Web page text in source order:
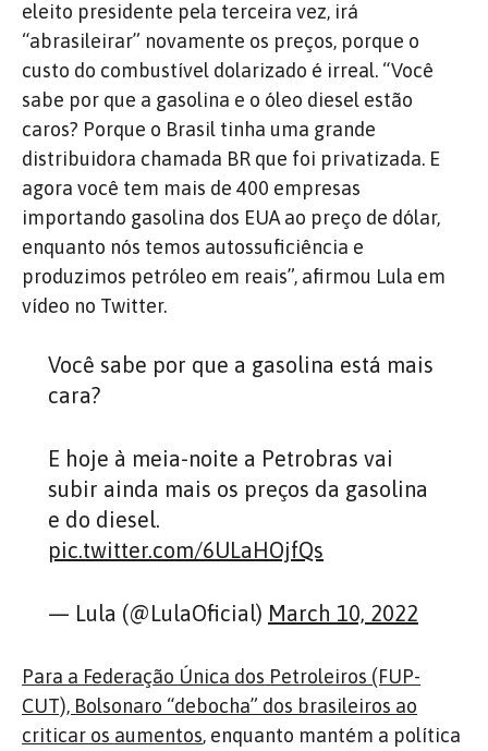
eleito presidente pela terceira vez, irá
“abrasileirar” novamente os preços, porque o
custo do combustível dolarizado é irreal. “Você
sabe por que a gasolina e o óleo diesel estão
caros? Porque o Brasil tinha uma grande
distribuidora chamada BR que foi privatizada. E
agora você tem mais de 400 empresas
importando gasolina dos EUA ao preço de dólar,
enquanto nós temos autossuficiência e
produzimos petróleo em reais”, afirmou Lula em
vídeo no Twitter.
Você sabe por que a gasolina está mais
cara?
E hoje à meia-noite a Petrobras vai
subir ainda mais os preços da gasolina
e do diesel.
pic.twitter.com/6ULaHOjfQs
— Lula (@LulaOficial) March 10, 2022
Para a Federação Única dos Petroleiros (FUP-
CUT), Bolsonaro “debocha” dos brasileiros ao
criticar os aumentos, enquanto mantém a política